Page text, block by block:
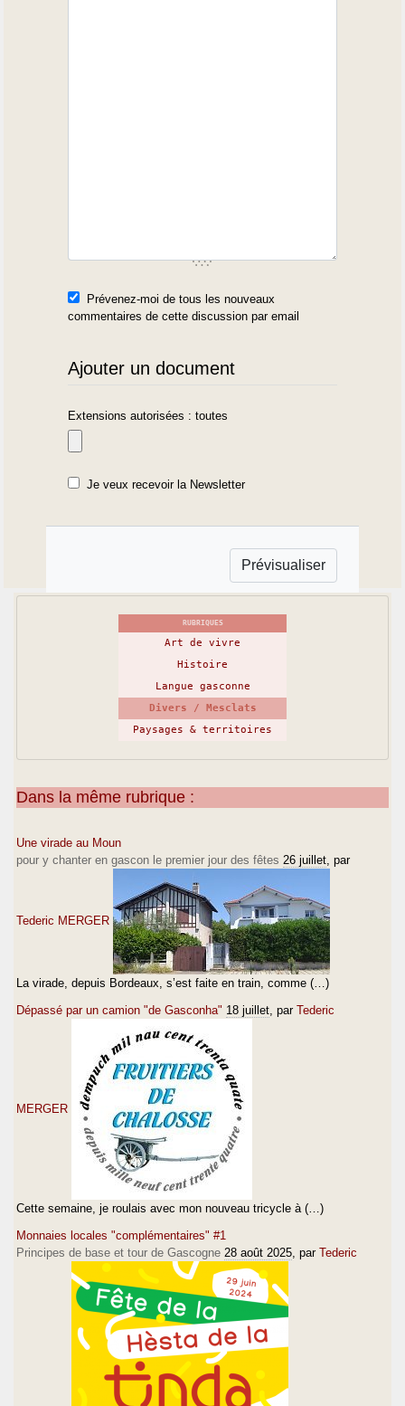
Prévenez-moi de tous les nouveaux
commentaires de cette discussion par email
Ajouter un document
Extensions autorisées : toutes
Je veux recevoir la Newsletter
RUBRIQUES
Art de vivre
Histoire
Langue gasconne
Divers / Mesclats
Paysages & territoires
Dans la même rubrique :
Une virade au Moun
pour y chanter en gascon le premier jour des fêtes 26 juillet , par
Tederic MERGER
La virade, depuis Bordeaux, s’est faite en train, comme (…)
Dépassé par un camion "de Gasconha" 18 juillet , par Tederic
MERGER
Cette semaine, je roulais avec mon nouveau tricycle à (…)
Monnaies locales "complémentaires" #1
Principes de base et tour de Gascogne 28 août 2025 , par Tederic